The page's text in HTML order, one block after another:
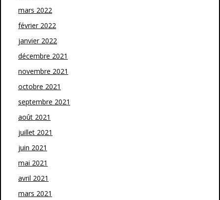
mars 2022
février 2022
janvier 2022
décembre 2021
novembre 2021
octobre 2021
septembre 2021
août 2021
juillet 2021
juin 2021
mai 2021
avril 2021
mars 2021